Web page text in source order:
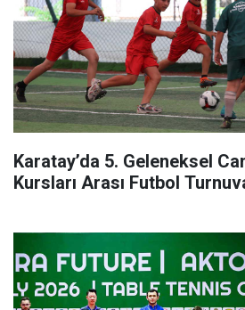
Karatay’da 5. Geleneksel
Kursları Arası Futbol